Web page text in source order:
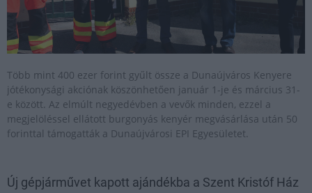
Több mint 400 ezer forint gyűlt össze a Dunaújváros Kenyere
jótékonysági akciónak köszönhetően január 1-je és március 31-
e között. Az elmúlt negyedévben a vevők minden, ezzel a
megjelöléssel ellátott burgonyás kenyér megvásárlása után 50
forinttal támogatták a Dunaújvárosi EPI Egyesületet.
Új gépjárművet kapott ajándékba a Szent Kristóf Ház